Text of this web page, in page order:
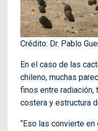
Crédito: Dr. Pablo
En el caso de las
chileno, muchas
finos entre radiación,
costera y estructura
“Eso las convierte